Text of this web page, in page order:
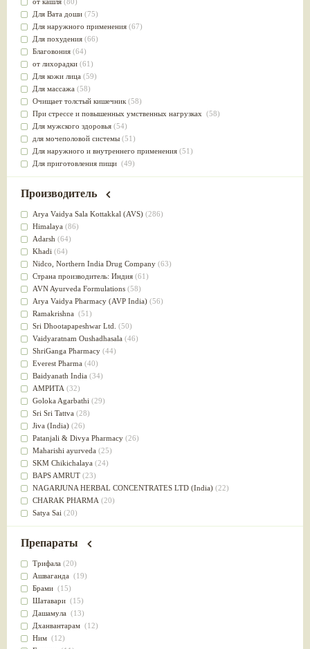
Для Вата доши (75)
Для наружного применения (67)
Для похудения (66)
Благовония (64)
от лихорадки (61)
Для кожи лица (59)
Для массажа (58)
Очищает толстый кишечник (58)
При стрессе и повышенных умственных нагрузках (58)
Для мужского здоровья (54)
для мочеполовой системы (51)
Для наружного и внутреннего применения (51)
Для приготовления пищи (49)
от инфекций мочеполовой системы(49)
для суставов
Лечит опухоли и отеки(46)
Для медитации
выводит токсины
Для здоровья печени
Для тела(39)
для очищения крови(38)
При диабете(38)
Антиоксидант(37)
Для Капха(Кафа) доши
От паразитов(37)
При расстройстве желудка (36)
Успокоительное(36)
Для глаз(34)
от геморроя(34)
Противовоспалительное
Для Питта доши(32)
Для сердца(32)
Для сосудов головного мозга
Для полости рта(32)
Дефицит железа(31)
Для лица(31)
Употребление в пищу
Ароматерапия(29)
Жаропонижающее(29)
для памяти(28)
для почек(28)
Слабительное (28)
Афродизиак(27)
Напитки(27)
Для йоги (27)
Для потенции(26)
Для душа(25)
для концентрации внимания
при нарушении эрекции
Производитель
Arya Vaidya Sala Kottakkal (AVS) (286)
Himalaya (86)
Adarsh (64)
Khadi (64)
Nidсo, Northern India Drug Company (63)
Страна производитель: Индия (61)
AVN Ayurveda Formulations (58)
Arya Vaidya Pharmacy (AVP India) (56)
Ramakrishna (51)
Sri Dhootapapeshwar Ltd. (50)
Vaidyaratnam Oushadhasala (46)
ShriGanga Pharmacy (44)
Everest Pharma (40)
Baidyanath India (34)
АМРИТА (32)
Goloka Agarbathi (29)
Sri Sri Tattva (28)
Jiva (India) (26)
Patanjali & Divya Pharmacy (26)
Maharishi ayurveda (25)
SKM Chikichalaya (24)
BAPS AMRUT (23)
NAGARJUNA HERBAL CONCENTRATES LTD (India) (22)
CHARAK PHARMA (20)
Satya Sai (20)
Vyas(20)
Kerala Ayurveda
(19)
Organic India pvt ltd
Lalita(16)
Ashtang Herbals
Alarsin(14)
Vasu Health care
Baraka(13)
Dabur India Ltd
Препараты
Трифала (20)
Ашваганда (19)
Брами (15)
Шатавари (15)
Дашамула (13)
Дханвантарам (12)
Ним (12)